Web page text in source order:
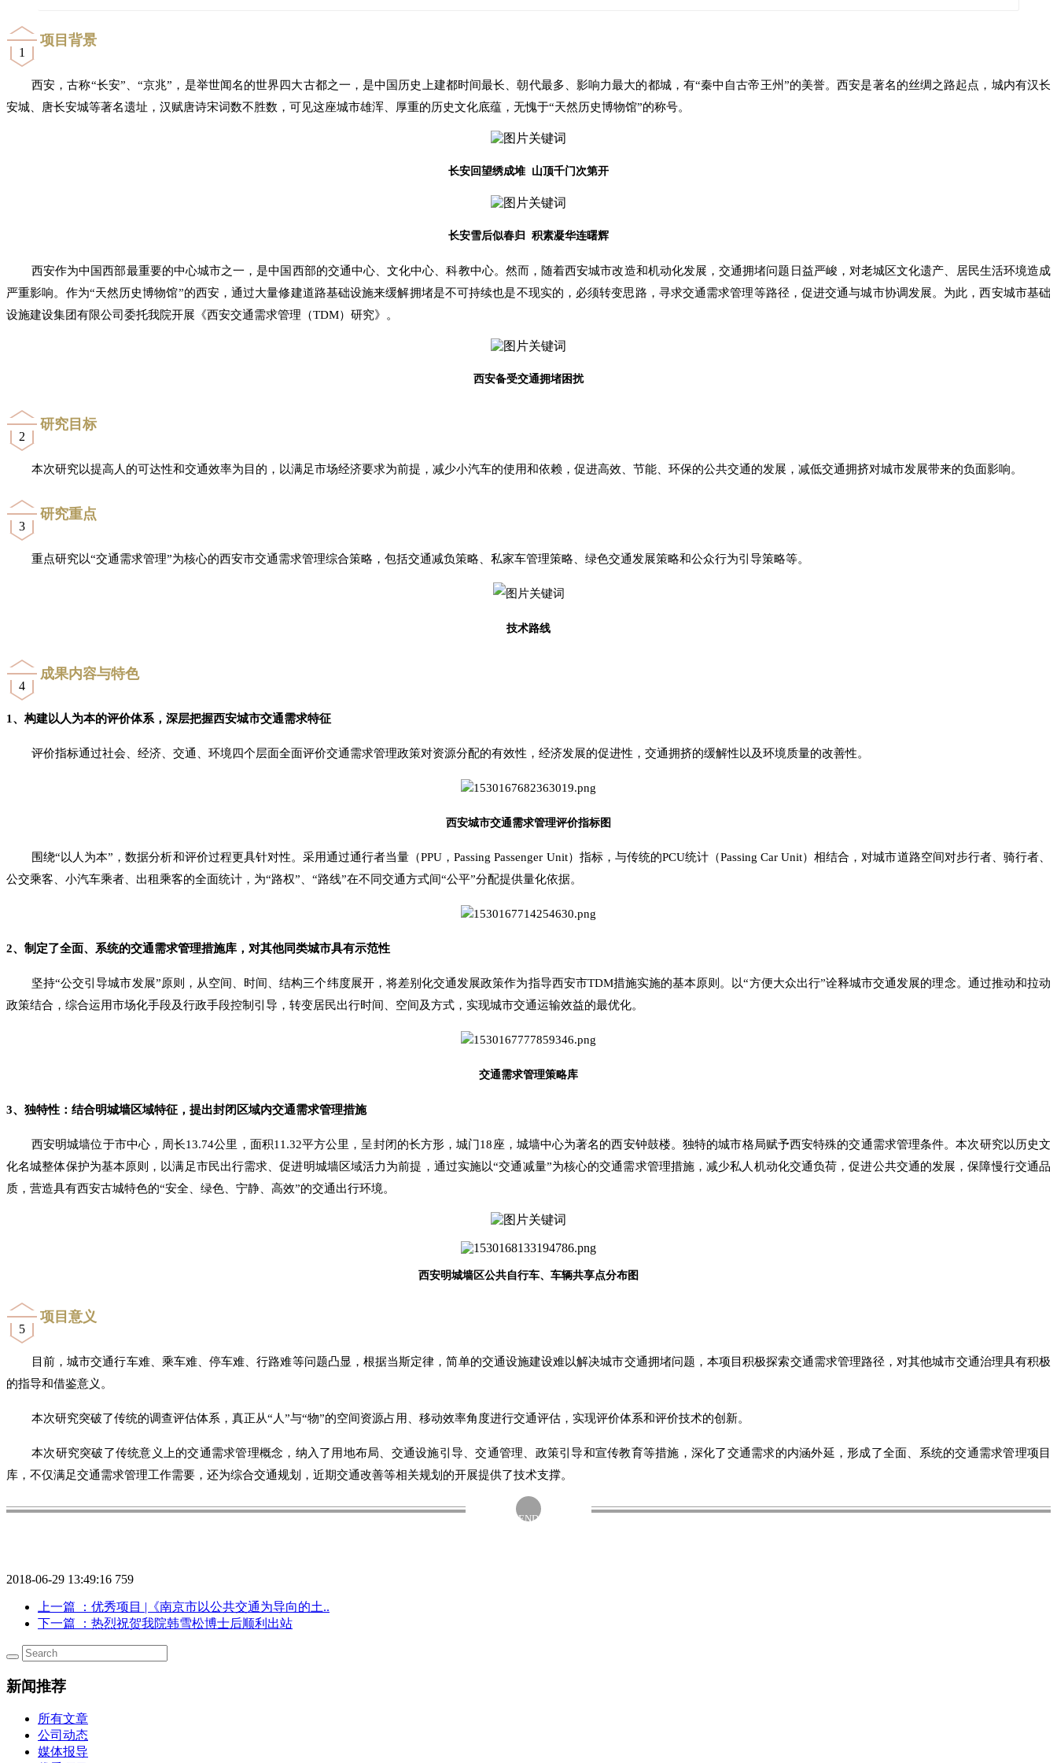
1
项目背景
西安，古称“长安”、“京兆”，是举世闻名的世界四大古都之一，是中国历史上建都时间最长、朝代最多、影响力最大的都城，有“秦中自古帝王州”的美誉。西安是著名的丝绸之路起点，城内有汉长
安城、唐长安城等著名遗址，汉赋唐诗宋词数不胜数，可见这座城市雄浑、厚重的历史文化底蕴，无愧于“天然历史博物馆”的称号。
长安回望绣成堆 山顶千门次第开
长安雪后似春归 积素凝华连曙辉
西安作为中国西部最重要的中心城市之一，是中国西部的交通中心、文化中心、科教中心。然而，随着西安城市改造和机动化发展，交通拥堵问题日益严峻，对老城区文化遗产、居民生活环境造成
严重影响。作为“天然历史博物馆”的西安，通过大量修建道路基础设施来缓解拥堵是不可持续也是不现实的，必须转变思路，寻求交通需求管理等路径，促进交通与城市协调发展。为此，西安城市基础
设施建设集团有限公司委托我院开展《西安交通需求管理（TDM）研究》。
西安备受交通拥堵困扰
2
研究目标
本次研究以提高人的可达性和交通效率为目的，以满足市场经济要求为前提，减少小汽车的使用和依赖，促进高效、节能、环保的公共交通的发展，减低交通拥挤对城市发展带来的负面影响。
3
研究重点
重点研究以“交通需求管理”为核心的西安市交通需求管理综合策略，包括交通减负策略、私家车管理策略、绿色交通发展策略和公众行为引导策略等。
技术路线
4
成果内容与特色
1 、构建以人为本的评价体系，深层把握西安城市交通需求特征
评价指标通过社会、经济、交通、环境四个层面全面评价交通需求管理政策对资源分配的有效性，经济发展的促进性，交通拥挤的缓解性以及环境质量的改善性。
西安城市交通需求管理评价指标图
围绕“以人为本”，数据分析和评价过程更具针对性。采用通过通行者当量（PPU，Passing Passenger Unit）指标，与传统的PCU统计（Passing Car Unit）相结合，对城市道路空间对步行者、骑行者、
公交乘客、小汽车乘者、出租乘客的全面统计，为“路权”、“路线”在不同交通方式间“公平”分配提供量化依据。
2、制定了全面、系统的交通需求管理措施库，对其他同类城市具有示范性
坚持“公交引导城市发展”原则，从空间、时间、结构三个纬度展开，将差别化交通发展政策作为指导西安市TDM措施实施的基本原则。以“方便大众出行”诠释城市交通发展的理念。通过推动和拉动
政策结合，综合运用市场化手段及行政手段控制引导，转变居民出行时间、空间及方式，实现城市交通运输效益的最优化。
交通需求管理策略库
3、独特性：结合明城墙区域特征，提出封闭区域内交通需求管理措施
西安明城墙位于市中心，周长13.74公里，面积11.32平方公里，呈封闭的长方形，城门18座，城墙中心为著名的西安钟鼓楼。独特的城市格局赋予西安特殊的交通需求管理条件。本次研究以历史文
化名城整体保护为基本原则，以满足市民出行需求、促进明城墙区域活力为前提，通过实施以“交通减量”为核心的交通需求管理措施，减少私人机动化交通负荷，促进公共交通的发展，保障慢行交通品
质，营造具有西安古城特色的“安全、绿色、宁静、高效”的交通出行环境。
西安明城墙区公共自行车、车辆共享点分布图
5
项目意义
目前，城市交通行车难、乘车难、停车难、行路难等问题凸显，根据当斯定律，简单的交通设施建设难以解决城市交通拥堵问题，本项目积极探索交通需求管理路径，对其他城市交通治理具有积极
的指导和借鉴意义。
本次研究突破了传统的调查评估体系，真正从“人”与“物”的空间资源占用、移动效率角度进行交通评估，实现评价体系和评价技术的创新。
本次研究突破了传统意义上的交通需求管理概念，纳入了用地布局、交通设施引导、交通管理、政策引导和宣传教育等措施，深化了交通需求的内涵外延，形成了全面、系统的交通需求管理项目
库，不仅满足交通需求管理工作需要，还为综合交通规划，近期交通改善等相关规划的开展提供了技术支撑。
END
2018-06-29 13:49:16 759
上一篇
：优秀项目 |《南京市以公共交通为导向的土..
下一篇
：热烈祝贺我院韩雪松博士后顺利出站
新闻推荐
所有文章
公司动态
媒体报导